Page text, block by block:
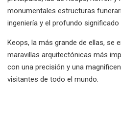
monumentales estructuras
ingeniería y el profundo
Keops, la más grande de ellas, se
maravillas arquitectónicas más
con una precisión y una
visitantes de todo el mundo.